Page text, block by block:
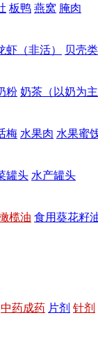
板鸭 燕窝 腌肉
虾（非活） 贝壳
粉 奶茶（以奶为
梅 水果肉 水果蜜
罐头 水产罐头
榄油 食用葵花籽
中药成药 片剂 针剂